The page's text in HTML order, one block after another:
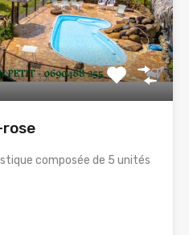
composée de 5 unités